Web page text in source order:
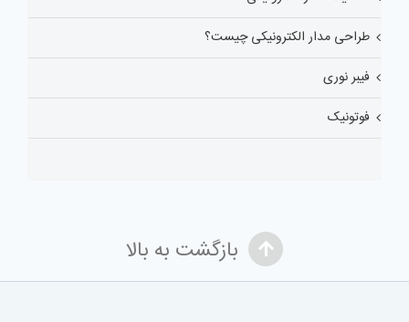
طراحی مدار الکترونیکی چیست؟
فیبر نوری
فوتونیک
بازگشت به بالا